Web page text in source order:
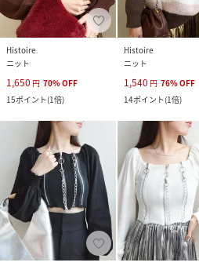
Histoire
ニット
1,650 円 70%OFF
15ポイント(1倍)
Histoire
ニット
1,540 円 76%OFF
14ポイント(1倍)